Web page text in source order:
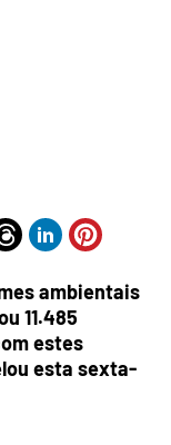
ambientais
11.485
estes
esta sexta-